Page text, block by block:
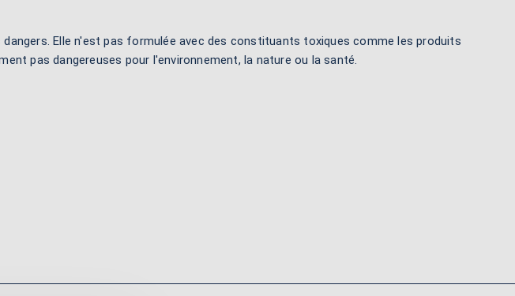
Elle n'est pas formulée avec des constituants toxiques comme les produits
pas dangereuses pour l'environnement, la nature ou la santé.